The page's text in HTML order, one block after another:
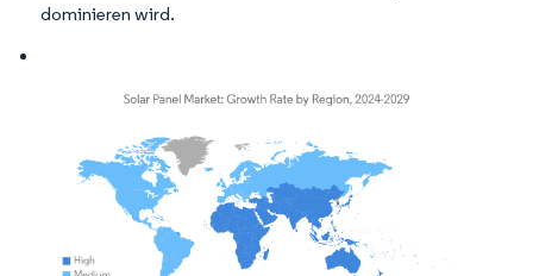
dominieren wird.